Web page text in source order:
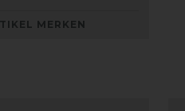
MERKEN